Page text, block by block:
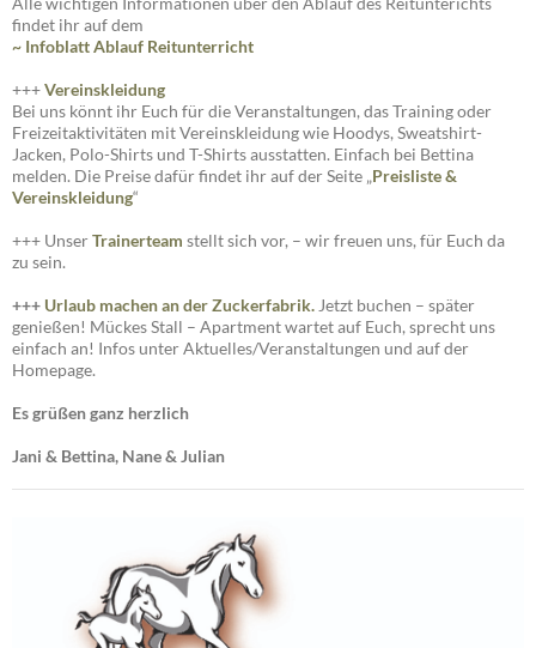
findet ihr auf dem
~ Infoblatt Ablauf Reitunterricht
+++Vereinskleidung
Bei uns könnt ihr Euch für die Veranstaltungen, das Training oder
Freizeitaktivitäten mit Vereinskleidung wie Hoodys, Sweatshirt-
Jacken, Polo-Shirts und T-Shirts ausstatten. Einfach bei Bettina
melden. Die Preise dafür findet ihr auf der Seite „Preisliste&
Vereinskleidung“
+++ UnserTrainerteam stellt sich vor, – wir freuen uns, für Euch da
zu sein.
+++ Urlaub machen an der Zuckerfabrik. Jetzt buchen – später
genießen! Mückes Stall – Apartment wartet auf Euch, sprecht uns
einfach an! Infos unter Aktuelles/Veranstaltungen und auf der
Homepage.
Es grüßen ganz herzlich
Jani & Bettina, Nane & Julian